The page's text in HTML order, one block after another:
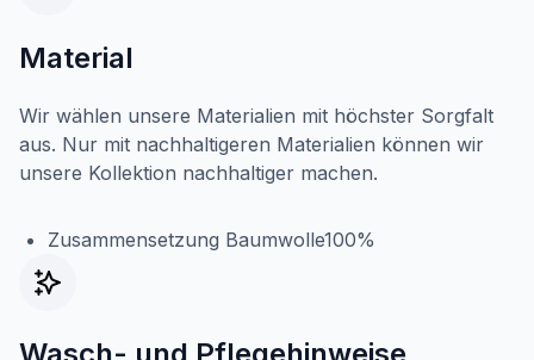
Material
Wir wählen unsere Materialien mit höchster Sorgfalt
aus. Nur mit nachhaltigeren Materialien können wir
unsere Kollektion nachhaltiger machen.
Zusammensetzung Baumwolle100%